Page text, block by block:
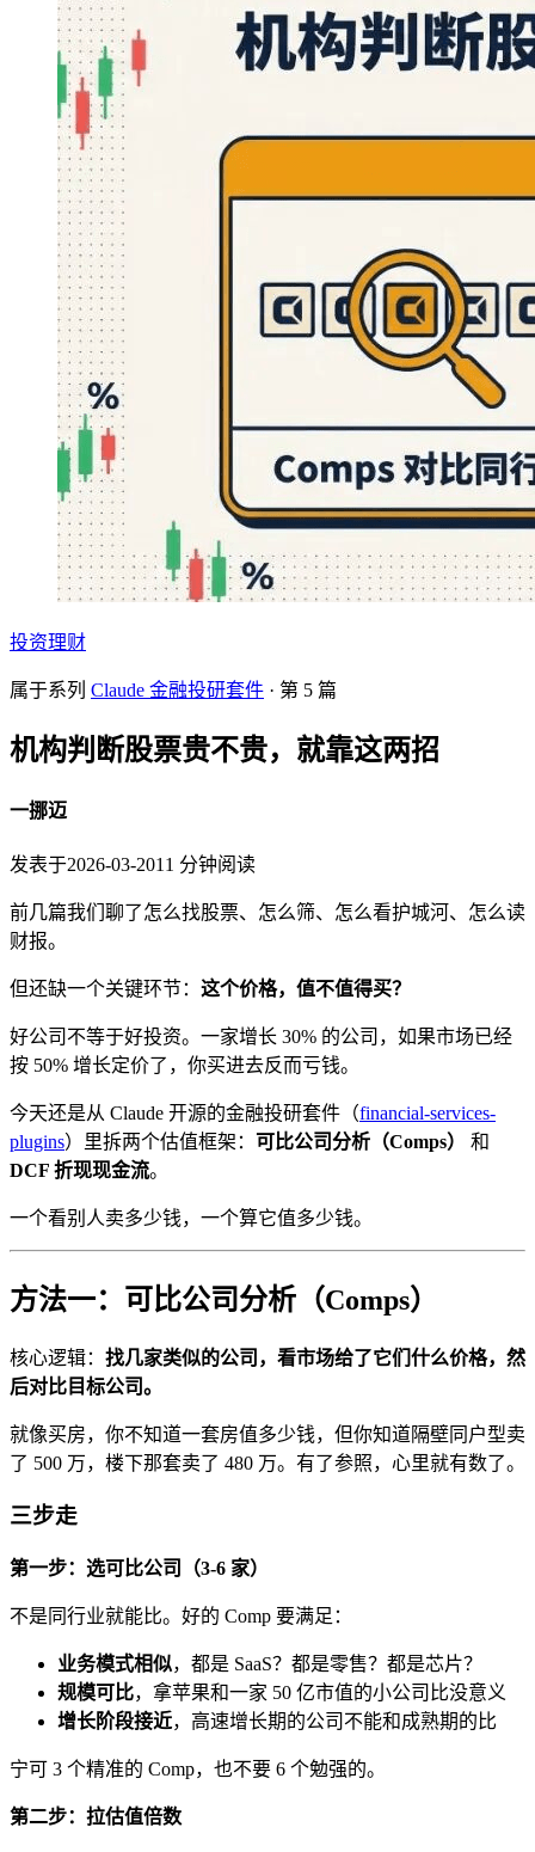
投资理财
属于系列 Claude 金融投研套件 · 第 5 篇
机构判断股票贵不贵，就靠这两招
一挪迈
发表于2026-03-2011 分钟阅读
前几篇我们聊了怎么找股票、怎么筛、怎么看护城河、怎么读
财报。
但还缺一个关键环节： 这个价格，值不值得买？
好公司不等于好投资。一家增长 30% 的公司，如果市场已经
按 50% 增长定价了，你买进去反而亏钱。
今天还是从 Claude 开源的金融投研套件（financial-services-
plugins）里拆两个估值框架： 可比公司分析（Comps）
和
DCF 折现现金流。
一个看别人卖多少钱，一个算它值多少钱。
方法一：可比公司分析（Comps）
核心逻辑： 找几家类似的公司，看市场给了它们什么价格，然
后对比目标公司。
就像买房，你不知道一套房值多少钱，但你知道隔壁同户型卖
了 500 万，楼下那套卖了 480 万。有了参照，心里就有数了。
三步走
第一步：选可比公司（3-6 家）
不是同行业就能比。好的 Comp 要满足：
业务模式相似，都是 SaaS？都是零售？都是芯片？
规模可比，拿苹果和一家 50 亿市值的小公司比没意义
增长阶段接近，高速增长期的公司不能和成熟期的比
宁可 3 个精准的 Comp，也不要 6 个勉强的。
第二步：拉估值倍数